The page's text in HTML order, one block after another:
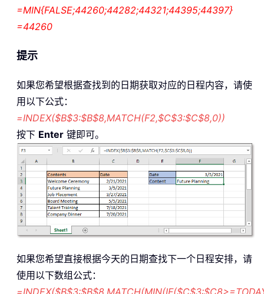
=MIN{FALSE;44260;44282;44321;44395;44397}
=44260
提示
如果您希望根据查找到的日期获取对应的日程内容，请使
用以下公式：
=INDEX($B$3:$B$8,MATCH(F2,$C$3:$C$8,0))
按下 Enter 键即可。
如果您希望直接根据今天的日期查找下一个日程安排，请
使用以下数组公式：